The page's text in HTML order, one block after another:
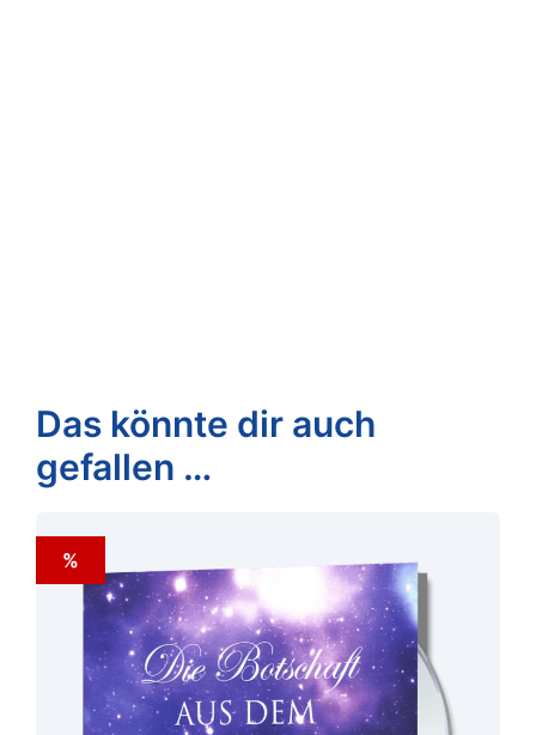
Das könnte dir auch
gefallen …
%